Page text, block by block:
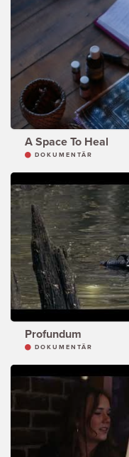
A Space To Heal
DOKUMENTÄR
Profundum
DOKUMENTÄR